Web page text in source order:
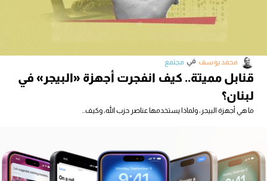
مجتمع في محمد يوسف
قنابل مميتة.. كيف انفجرت أجهزة «البيجر» في
لبنان؟
ما هي أجهزة البيجر، ولماذا يستخدمها عناصر حزب الله، وكيف...